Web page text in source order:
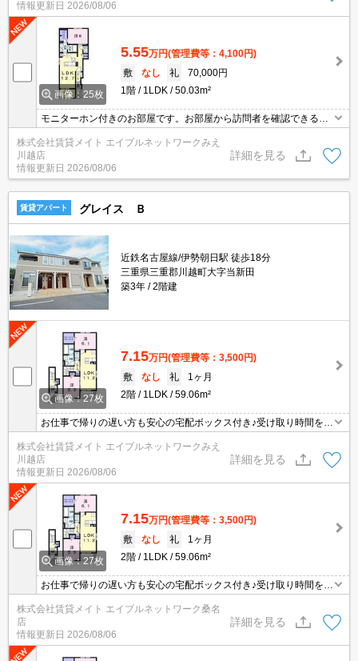
情報更新日 2026/08/06
画像：25枚
5.55万円(管理費等：4,100円)
敷
なし 礼
70,000円
1階
1LDK 50.03m²
モニターホン付きのお部屋です。お部屋から訪問者を確認できるの
でセキュリティ面はもちろん知らない人やセールスに対応する必要
もありません。 サンルーム付きのお部屋★お天気に左右されず洗濯
物が干せます♪
株式会社賃貸メイト エイブルネットワークみえ
川越店
情報更新日 2026/08/06
詳細を見る
賃貸アパート グレイス Ｂ
近鉄名古屋線/伊勢朝日駅 徒歩18分
三重県三重郡川越町大字当新田
築3年
2階建
画像：27枚
7.15万円(管理費等：3,500円)
敷
なし 礼
1ヶ月
2階
1LDK 59.06m²
お仕事で帰りの遅い方も安心の宅配ボックス付き♪受け取り時間を気
にせずネットショッピングを楽しめます！ モニター付きインターホ
ンであれば非対面で会話が可能♪
株式会社賃貸メイト エイブルネットワークみえ
川越店
情報更新日 2026/08/06
詳細を見る
画像：27枚
7.15万円(管理費等：3,500円)
敷
なし 礼
1ヶ月
2階
1LDK 59.06m²
お仕事で帰りの遅い方も安心の宅配ボックス付き♪受け取り時間を気
にせずネットショッピングを楽しめます！ モニター付きインターホ
ンであれば非対面で会話が可能♪
株式会社賃貸メイト エイブルネットワーク桑名
店
情報更新日 2026/08/06
詳細を見る